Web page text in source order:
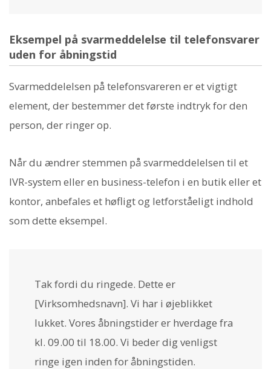
Eksempel på svarmeddelelse til telefonsvarer
uden for åbningstid
Svarmeddelelsen på telefonsvareren er et vigtigt
element, der bestemmer det første indtryk for den
person, der ringer op.
Når du ændrer stemmen på svarmeddelelsen til et
IVR-system eller en business-telefon i en butik eller et
kontor, anbefales et høfligt og letforståeligt indhold
som dette eksempel.
Tak fordi du ringede. Dette er
[Virksomhedsnavn]. Vi har i øjeblikket
lukket. Vores åbningstider er hverdage fra
kl. 09.00 til 18.00. Vi beder dig venligst
ringe igen inden for åbningstiden.